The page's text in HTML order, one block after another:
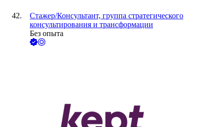
Стажер/Консультант, группа стратегического
консультирования и трансформации
Без опыта